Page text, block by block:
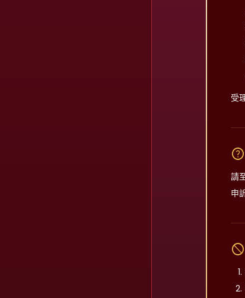
受
help_outline
請
申
block